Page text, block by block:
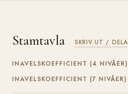
Stamtavla SKRIV UT / DELA
INAVELSKOEFFICIENT (4 NIVÅER)
INAVELSKOEFFICIENT (7 NIVÅER)